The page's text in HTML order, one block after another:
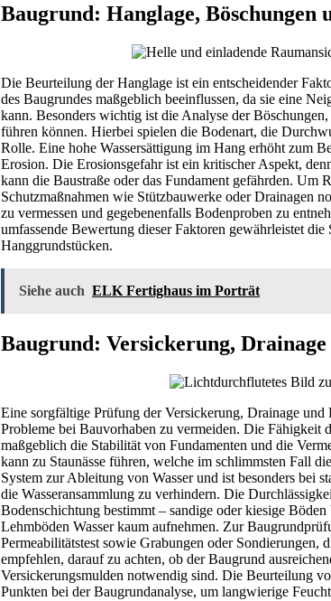
Baugrund: Hanglage, Böschungen
Die Beurteilung der Hanglage ist ein entscheidender
des Baugrundes maßgeblich beeinflussen, da sie eine
kann. Besonders wichtig ist die Analyse der
führen können. Hierbei spielen die Bodenart, die
Rolle. Eine hohe Wassersättigung im Hang erhöht zum
Erosion. Die Erosionsgefahr ist ein kritischer Aspekt,
kann die Baustraße oder das Fundament gefährden.
Schutzmaßnahmen wie Stützbauwerke oder Drainagen
zu vermessen und gegebenenfalls Bodenproben zu
umfassende Bewertung dieser Faktoren gewährleistet
Hanggrundstücken.
Siehe auch ELK Fertighaus im Porträt
Baugrund: Versickerung,
Eine sorgfältige Prüfung der Versickerung, Drainage
Probleme bei Bauvorhaben zu vermeiden. Die Fähigkeit
maßgeblich die Stabilität von Fundamenten und die
kann zu Staunässe führen, welche im schlimmsten Fall
System zur Ableitung von Wasser und ist besonders bei
die Wasseransammlung zu verhindern. Die
Bodenschichtung bestimmt – sandige oder kiesige
Lehmböden Wasser kaum aufnehmen. Zur
Permeabilitätstest sowie Grabungen oder Sondierungen,
empfehlen, darauf zu achten, ob der Baugrund
Versickerungsmulden notwendig sind. Die Beurteilung
Punkten bei der Baugrundanalyse, um langwierige